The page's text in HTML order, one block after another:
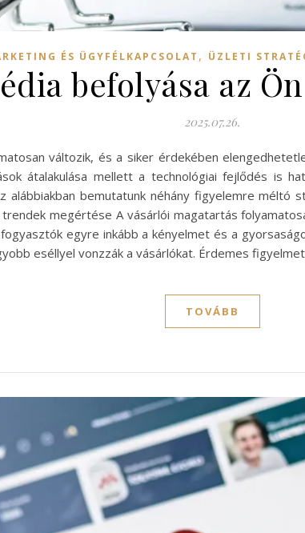
ÉS ÜGYFÉLKAPCSOLAT , ÜZLETI
befolyása az
2025.07.26.
változik, és a siker érdekében
átalakulása mellett a technológiai fejlődés is
alábbiakban bemutatunk néhány figyelemre
megértése A vásárlói magatartás
egyre inkább a kényelmet és a
eséllyel vonzzák a vásárlókat. Érdemes
TOVÁBB